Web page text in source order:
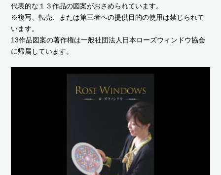
代表的な１３作品の図案がおさめられています。
※複写、転売、または第三者への提供目的の使用は禁じられて
います。
13作品図案の著作権は一般社団法人日本ローズウィンドウ協会
に帰属しています。